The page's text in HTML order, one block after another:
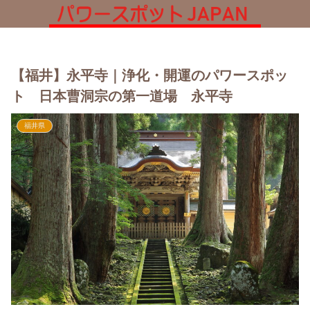
【福井】永平寺｜浄化・開運のパワースポッ
ト 日本曹洞宗の第一道場 永平寺
福井県